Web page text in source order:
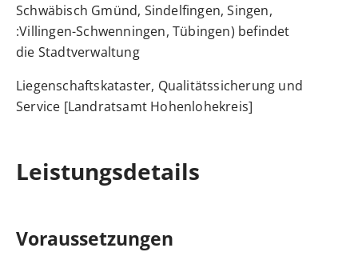
Schwäbisch Gmünd, Sindelfingen, Singen,
Villingen-Schwenningen, Tübingen) befindet:
die Stadtverwaltung
Liegenschaftskataster, Qualitätssicherung und
Service [Landratsamt Hohenlohekreis]
Leistungsdetails
Voraussetzungen